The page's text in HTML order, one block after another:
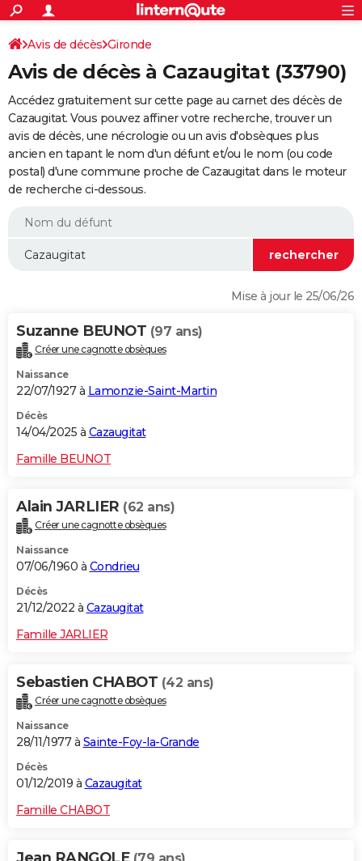
ACTUALITÉS
Politique
Société
Faits Divers
Education
Monde
Villes
+
SPORT
Coupe du monde 2026
Football
Tennis
Cyclisme
Rugby
Forum
Programme TV
TNT
Streaming
Cinéma
Sorties cinéma
Musique
+
FINANCE
Retraite
Impôts
Epargne
Immobilier
Risques naturels par ville
Banque
Assurance
Crédit
AUTO
Essais
Réserver un essai
Citadines
Berlines
SUV
Forum auto
+
HIGH-TECH
BRICOLAGE
WEEK-END
Alimentation
Guide de la santé
Maladies
Médicaments
Sommeil
VOYAGE
Destinations
City break
Voyage nature
Voyage de noces
Forum
Climat
+PHOTO
GUIDES D'ACHAT
Carte de Noël
Carte Bonne année
Carte Saint-Valentin
Carte Pâques
Carte d'anniversaire
DICTIONNAIRE
Dictionnaire
Biographies
Citations
Expressions
Proverbes
PROGRAMME TV
S'inscrire
Se connecter
Lycées
Collèges
Primaires
Universités
Entreprises
Service militaire
Avis de recherche
AVIS DE DÉCÈS
FORUM
Bricolage
Lifestyle
Culture
Auto
Television
Voyage
Cinema
Avis de décès Gironde
Avis de décès à Cazaugitat (33790)
Accédez gratuitement sur cette page au carnet des décès de
Cazaugitat. Vous pouvez affiner votre recherche, trouver un
avis de décès, une nécrologie ou un avis d'obsèques plus
ancien en tapant le nom d'un défunt et/ou le nom (ou code
postal) d'une commune proche de Cazaugitat dans le moteur
de recherche ci-dessous.
Mise à jour le 25/06/26
Suzanne BEUNOT (97 ans)
Créer une cagnotte obsèques
Naissance
22/07/1927 à Lamonzie-Saint-Martin
Décès
14/04/2025 à Cazaugitat
Famille BEUNOT
Alain JARLIER (62 ans)
Créer une cagnotte obsèques
Naissance
07/06/1960 à Condrieu
Décès
21/12/2022 à Cazaugitat
Famille JARLIER
Sebastien CHABOT (42 ans)
Créer une cagnotte obsèques
Naissance
28/11/1977 à Sainte-Foy-la-Grande
Décès
01/12/2019 à Cazaugitat
Famille CHABOT
(79 ans)